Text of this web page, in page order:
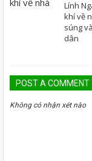
Lính
khí về
súng
dân
POST A COMMENT
Không có nhận xét nào